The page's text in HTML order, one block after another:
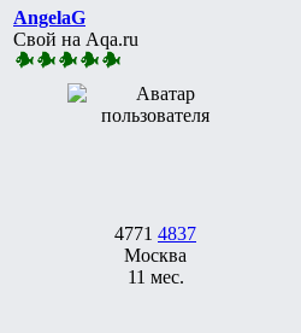
AngelaG
Свой на Aqa.ru
4771 4837
Москва
11 мес.